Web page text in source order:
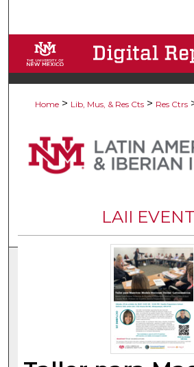
Browse
My Account
Digital Commons
Home > Lib, Mus, & Res Cts > Res Ctrs
LAII